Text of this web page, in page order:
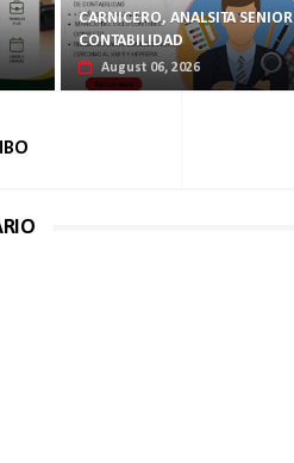
CARNICERO, ANALSITA SENIOR
CONTABILIDAD
August 06, 2026